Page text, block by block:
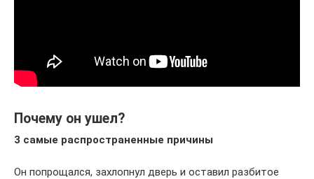
Почему он ушел?
3 самые распространенные причины
Он попрощался, захлопнул дверь и оставил разбитое